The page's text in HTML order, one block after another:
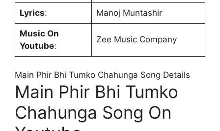
Lyrics: Manoj Muntashir
Music On
Youtube:
Zee Music Company
Main Phir Bhi Tumko Chahunga Song Details
Main Phir Bhi Tumko
Chahunga Song On